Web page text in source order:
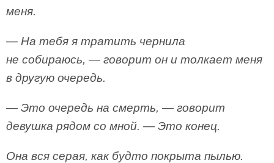
меня.
— На тебя я тратить чернила
не собираюсь, — говорит он и толкает меня
в другую очередь.
— Это очередь на смерть, — говорит
девушка рядом со мной. — Это конец.
Она вся серая, как будто покрыта пылью.